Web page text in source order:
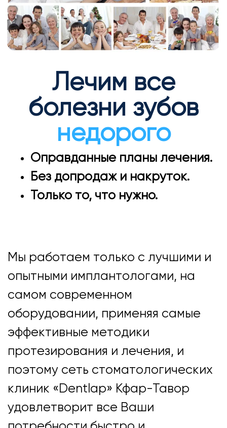
Лечим все
болезни зубов
недорого
Оправданные планы лечения.
Без допродаж и накруток.
Только то, что нужно.
Мы работаем только с лучшими и
опытными имплантологами, на
самом современном
оборудовании, применяя самые
эффективные методики
протезирования и лечения, и
поэтому сеть стоматологических
клиник «Dentlap» Кфар-Тавор
удовлетворит все Ваши